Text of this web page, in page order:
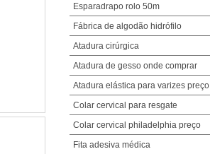
Esparadrapo rolo 50m
Fábrica de algodão hidrófilo
Atadura cirúrgica
Atadura de gesso onde comprar
Atadura elástica para varizes preço
Colar cervical para resgate
Colar cervical philadelphia preço
Fita adesiva médica